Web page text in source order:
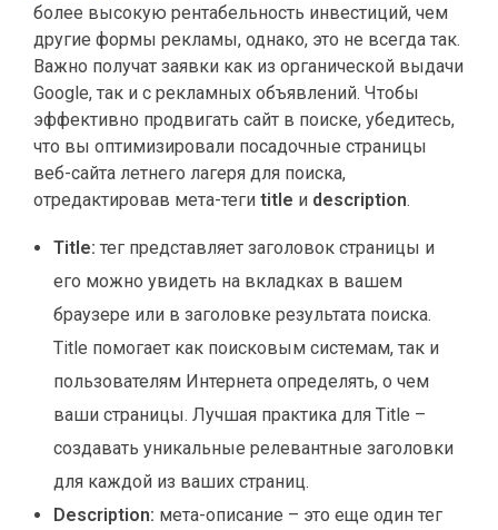
более высокую рентабельность инвестиций, чем
другие формы рекламы, однако, это не всегда так.
Важно получат заявки как из органической выдачи
Google, так и с рекламных объявлений. Чтобы
эффективно продвигать сайт в поиске, убедитесь,
что вы оптимизировали посадочные страницы
веб-сайта летнего лагеря для поиска,
отредактировав мета-теги title и description.
Title: тег представляет заголовок страницы и
его можно увидеть на вкладках в вашем
браузере или в заголовке результата поиска.
Title помогает как поисковым системам, так и
пользователям Интернета определять, о чем
ваши страницы. Лучшая практика для Title –
создавать уникальные релевантные заголовки
для каждой из ваших страниц.
Description: мета-описание – это еще один тег